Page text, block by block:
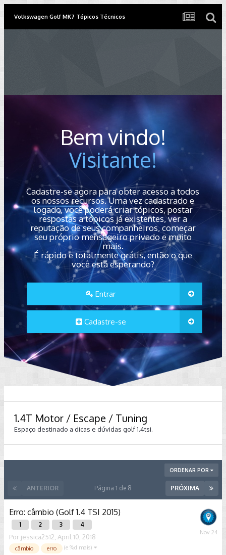
Volkswagen Golf MK7 Tópicos Técnicos
Bem vindo!
Visitante!
Cadastre-se agora para obter acesso a todos
os nossos recursos. Uma vez cadastrado e
logado, você poderá criar tópicos, postar
respostas a tópicos já existentes, ver a
reputação de seus companheiros, começar
seu próprio mensageiro privado e muito
mais.
É rápido e totalmente grátis, então o que
você está esperando?
Entrar
Cadastre-se
1.4T Motor / Escape / Tuning
Espaço destinado a dicas e dúvidas golf 1.4tsi.
ORDENAR POR
ANTERIOR PRÓXIMA
Página 1 de 8
Erro: câmbio (Golf 1.4 TSI 2015)
1 2 3 4
Por jessica2512 April 10, 2018
câmbio erro (e %d mais)